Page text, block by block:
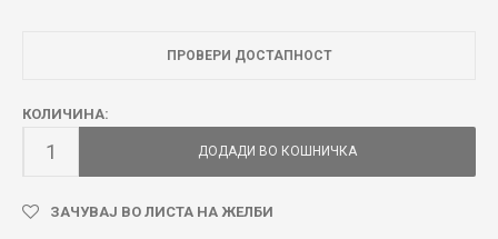
ПРОВЕРИ ДОСТАПНОСТ
КОЛИЧИНА:
ДОДАДИ ВО КОШНИЧКА
ЗАЧУВАЈ ВО ЛИСТА НА ЖЕЛБИ